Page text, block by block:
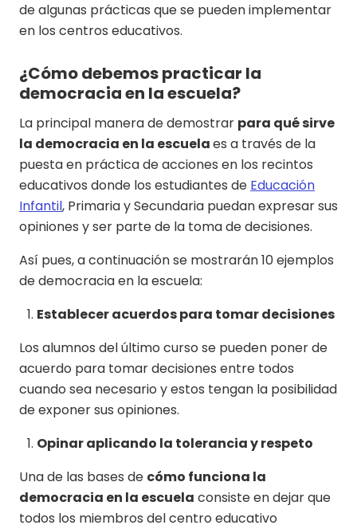
de algunas prácticas que se pueden implementar
en los centros educativos.
¿Cómo debemos practicar la
democracia en la escuela?
La principal manera de demostrar para qué sirve
la democracia en la escuelaes a través de la
puesta en práctica de acciones en los recintos
educativos donde los estudiantes de Educación
Infantil, Primaria y Secundaria puedan expresar sus
opiniones y ser parte de la toma de decisiones.
Así pues, a continuación se mostrarán 10 ejemplos
de democracia en la escuela:
Establecer acuerdos para tomar decisiones
Los alumnos del último curso se pueden poner de
acuerdo para tomar decisiones entre todos
cuando sea necesario y estos tengan la posibilidad
de exponer sus opiniones.
Opinar aplicando la tolerancia y respeto
Una de las bases de cómo funciona la
democracia en la escuela consiste en dejar que
todos los miembros del centro educativo